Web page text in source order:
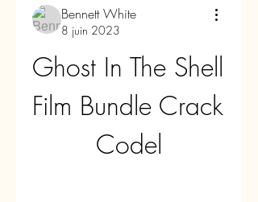
Bennett White
8 juin 2023
Ghost In The Shell
Film Bundle Crack
Codel